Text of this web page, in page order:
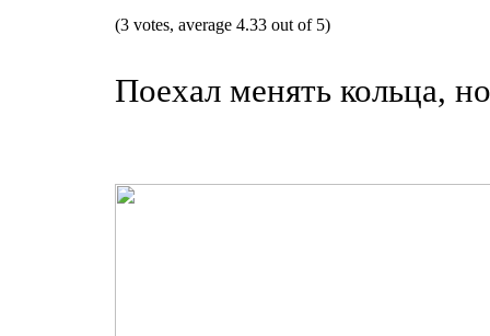
(3 votes, average 4.33 out of 5)
Поехал менять кольца,